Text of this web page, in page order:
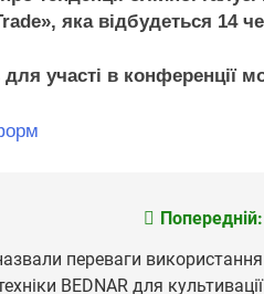
яка відбудеться 14
для участі в конференції
Попередній:
переваги використання
BEDNAR для культивації